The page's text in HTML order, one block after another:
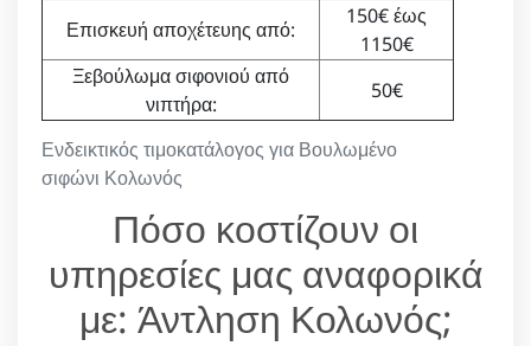
Ενδεικτικός τιμοκατάλογος για Βουλωμένο
σιφώνι Κολωνός
Επισκευή αποχέτευης από:
150€ έως
1150€
Ξεβούλωμα σιφονιού από
νιπτήρα:
50€
Πόσο κοστίζουν οι
υπηρεσίες μας αναφορικά
με: Άντληση Κολωνός;